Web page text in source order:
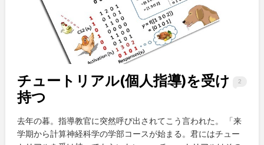
2
チュートリアル(個人指導)を受け
持つ
去年の暮。指導教官に突然呼び出されてこう言われた。 「来
学期から計算神経科学の学部コースが始まる。君にはチュー